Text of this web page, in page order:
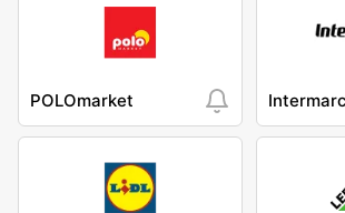
POLOmarket